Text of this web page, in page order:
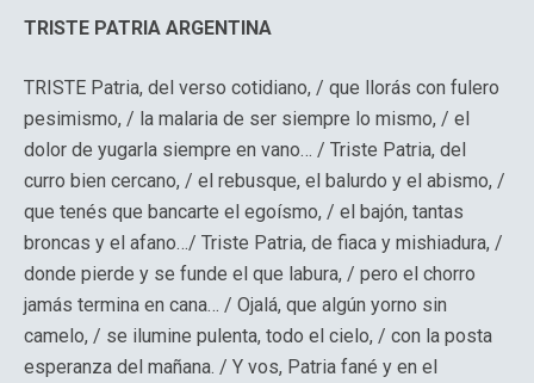
TRISTE PATRIA ARGENTINA
TRISTE Patria, del verso cotidiano, / que llorás con fulero
pesimismo, / la malaria de ser siempre lo mismo, / el
dolor de yugarla siempre en vano… / Triste Patria, del
curro bien cercano, / el rebusque, el balurdo y el abismo, /
que tenés que bancarte el egoísmo, / el bajón, tantas
broncas y el afano…/ Triste Patria, de fiaca y mishiadura, /
donde pierde y se funde el que labura, / pero el chorro
jamás termina en cana… / Ojalá, que algún yorno sin
camelo, / se ilumine pulenta, todo el cielo, / con la posta
esperanza del mañana. / Y vos, Patria fané y en el